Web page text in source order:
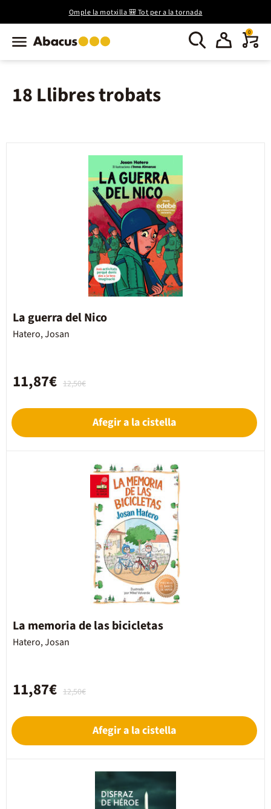
Omple la motxilla 🎒 Tot per a la tornada
0
18 Llibres trobats
La guerra del Nico
Hatero, Josan
12,50€
11,87€
Afegir a la cistella
La memoria de las bicicletas
Hatero, Josan
12,50€
11,87€
Afegir a la cistella